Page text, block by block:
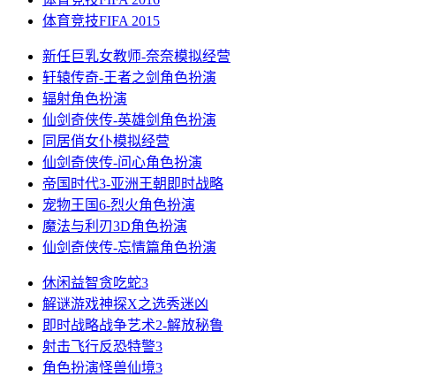
体育竞技FIFA 2015
新任巨乳女教师-奈奈模拟经营
轩辕传奇-王者之剑 角色扮演
辐射角色扮演
仙剑奇侠传-英雄剑 角色扮演
同居俏女仆模拟经营
仙剑奇侠传-问心角色扮演
帝国时代3-亚洲王朝 即时战略
宠物王国6-烈火角色扮演
魔法与利刃3D角色扮演
仙剑奇侠传-忘情篇角色扮演
休闲益智贪吃蛇3
解谜游戏神探X之选秀迷凶
即时战略战争艺术2-解放秘鲁
射击飞行反恐特警3
角色扮演怪兽仙境3